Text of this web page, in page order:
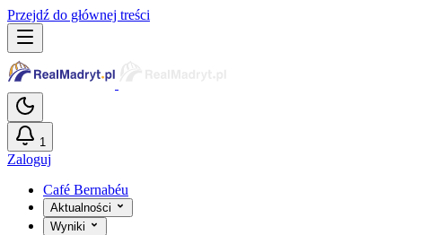
Przejdź do głównej treści
1
Zaloguj
Café Bernabéu
Aktualności
Wyniki